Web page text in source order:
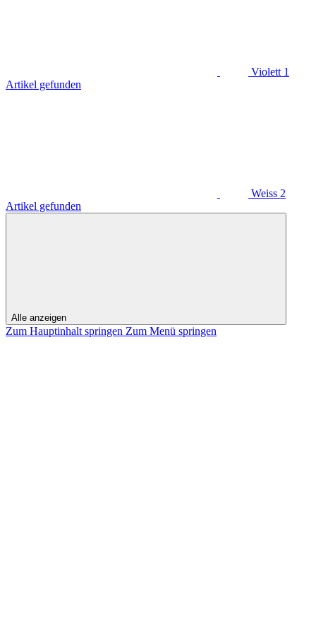
Violett 1
Artikel gefunden
Weiss 2
Artikel gefunden
Alle anzeigen
Zum Hauptinhalt springen Zum Menü springen